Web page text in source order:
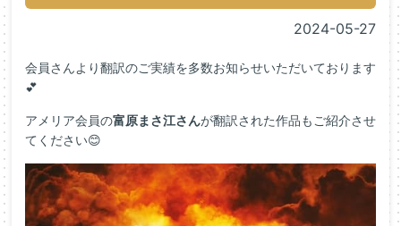
2024-05-27
会員さんより翻訳のご実績を多数お知らせいただいております
💕
アメリア会員の富原まさ江さんが翻訳された作品もご紹介させ
てください😊